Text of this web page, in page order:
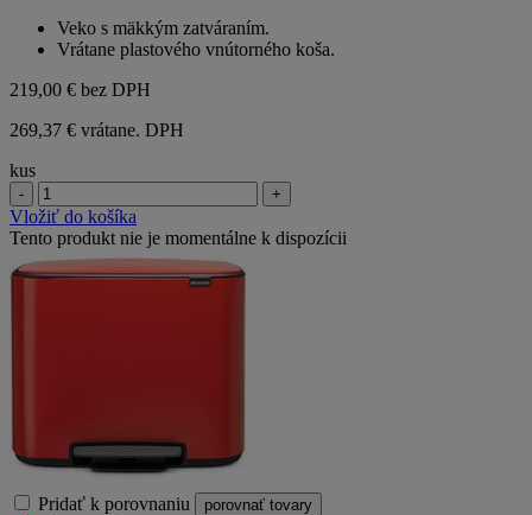
hviezdičiek.
Veko s mäkkým zatváraním.
Vrátane plastového vnútorného koša.
219,00 € bez DPH
269,37 € vrátane. DPH
kus
- +
Vložiť do košíka
Tento produkt nie je momentálne k dispozícii
Pridať k porovnaniu porovnať tovary